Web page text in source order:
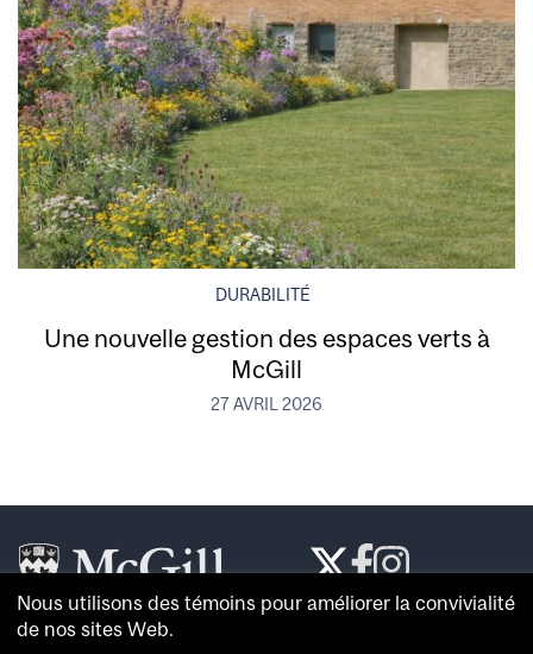
DURABILITÉ
Une nouvelle gestion des espaces verts à
McGill
27 AVRIL 2026
Le McGill Reporter
Nous utilisons des témoins pour améliorer la convivialité
de nos sites Web.